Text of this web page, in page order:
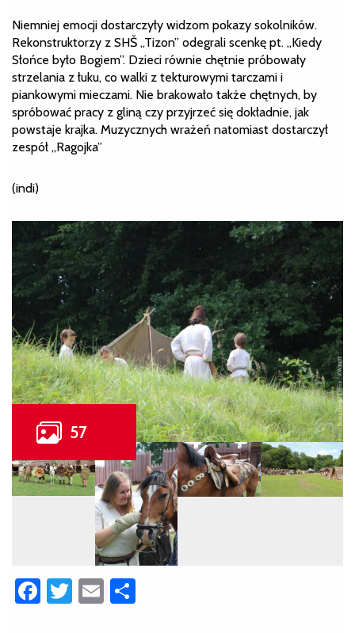
Niemniej emocji dostarczyły widzom pokazy sokolników.
Rekonstruktorzy z SHŠ „Tizon” odegrali scenkę pt. „Kiedy
Słońce było Bogiem”. Dzieci równie chętnie próbowały
strzelania z łuku, co walki z tekturowymi tarczami i
piankowymi mieczami. Nie brakowało także chętnych, by
spróbować pracy z gliną czy przyjrzeć się dokładnie, jak
powstaje krajka. Muzycznych wrażeń natomiast dostarczył
zespół „Ragojka”
(indi)
Facebook
Twitter
Email